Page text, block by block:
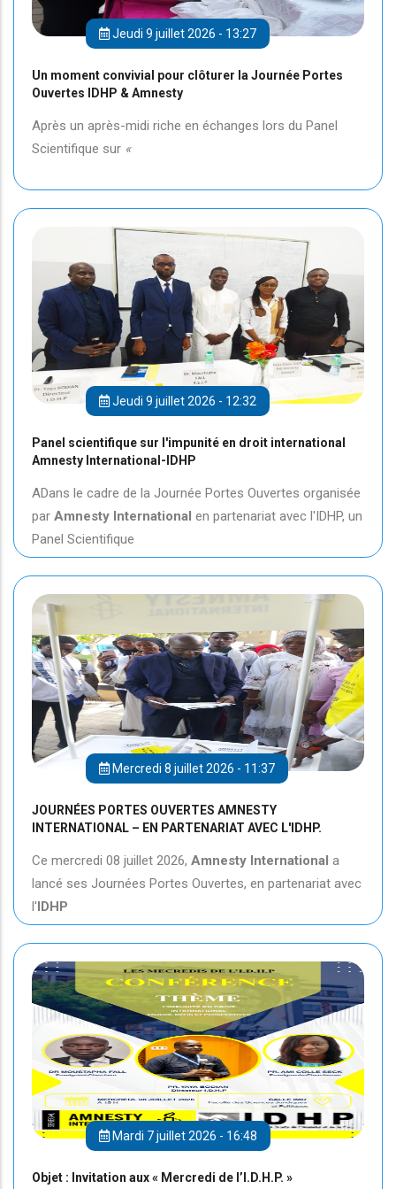
Jeudi 9 juillet 2026 - 13:27
Un moment convivial pour clôturer la Journée Portes
Ouvertes IDHP & Amnesty
Après un après-midi riche en échanges lors du Panel
Scientifique sur «
Jeudi 9 juillet 2026 - 12:32
Panel scientifique sur l'impunité en droit international
Amnesty International-IDHP
ADans le cadre de la Journée Portes Ouvertes organisée
par Amnesty International en partenariat avec l'IDHP, un
Panel Scientifique
Mercredi 8 juillet 2026 - 11:37
JOURNÉES PORTES OUVERTES AMNESTY
INTERNATIONAL – EN PARTENARIAT AVEC L'IDHP.
Ce mercredi 08 juillet 2026, Amnesty International a
lancé ses Journées Portes Ouvertes, en partenariat avec
l'IDHP
Mardi 7 juillet 2026 - 16:48
Objet : Invitation aux « Mercredi de l’I.D.H.P. »